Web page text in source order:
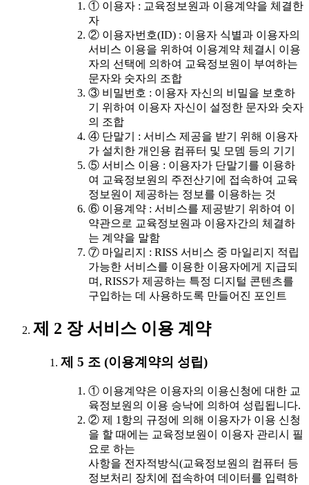
① 이용자 : 교육정보원과 이용계약을 체결한
자
② 이용자번호(ID) : 이용자 식별과 이용자의
서비스 이용을 위하여 이용계약 체결시 이용
자의 선택에 의하여 교육정보원이 부여하는
문자와 숫자의 조합
③ 비밀번호 : 이용자 자신의 비밀을 보호하
기 위하여 이용자 자신이 설정한 문자와 숫자
의 조합
④ 단말기 : 서비스 제공을 받기 위해 이용자
가 설치한 개인용 컴퓨터 및 모뎀 등의 기기
⑤ 서비스 이용 : 이용자가 단말기를 이용하
여 교육정보원의 주전산기에 접속하여 교육
정보원이 제공하는 정보를 이용하는 것
⑥ 이용계약 : 서비스를 제공받기 위하여 이
약관으로 교육정보원과 이용자간의 체결하
는 계약을 말함
⑦ 마일리지 : RISS 서비스 중 마일리지 적립
가능한 서비스를 이용한 이용자에게 지급되
며, RISS가 제공하는 특정 디지털 콘텐츠를
구입하는 데 사용하도록 만들어진 포인트
제 2 장 서비스 이용 계약
제 5 조 (이용계약의 성립)
① 이용계약은 이용자의 이용신청에 대한 교
육정보원의 이용 승낙에 의하여 성립됩니다.
② 제 1항의 규정에 의해 이용자가 이용 신청
을 할 때에는 교육정보원이 이용자 관리시 필
요로 하는
사항을 전자적방식(교육정보원의 컴퓨터 등
정보처리 장치에 접속하여 데이터를 입력하